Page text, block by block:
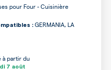
pour Four - Cuisinière
: GERMANIA, LA
à partir du
7 août